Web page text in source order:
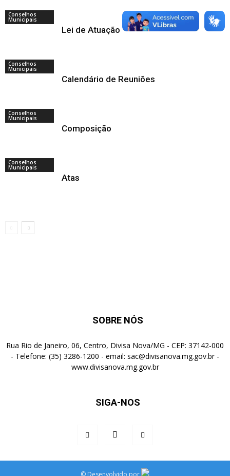
Conselhos
Municipais
Lei de Atuação
Conselhos
Municipais
Calendário de Reuniões
Conselhos
Municipais
Composição
Conselhos
Municipais
Atas
SOBRE NÓS
Rua Rio de Janeiro, 06, Centro, Divisa Nova/MG - CEP: 37142-000
- Telefone: (35) 3286-1200 - email: sac@divisanova.mg.gov.br -
www.divisanova.mg.gov.br
SIGA-NOS
© Desenvolvido por